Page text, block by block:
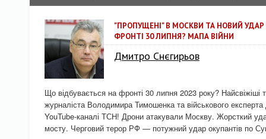
"ПРОПУЩЕНІ" В МОСКВИ ТА НОВИЙ
ФРОНТІ 30 ЛИПНЯ? МАПА ВІЙНИ
Дмитро Снєгирьов
Що відбувається на фронті 30 липня 2023 року? Найсвіжіші
журналіста Володимира Тимошенка та військового
YouTube-каналі ТСН! Дрони атакували Москву. Жорсткий
мосту. Черговий терор РФ — потужний удар окупантів по